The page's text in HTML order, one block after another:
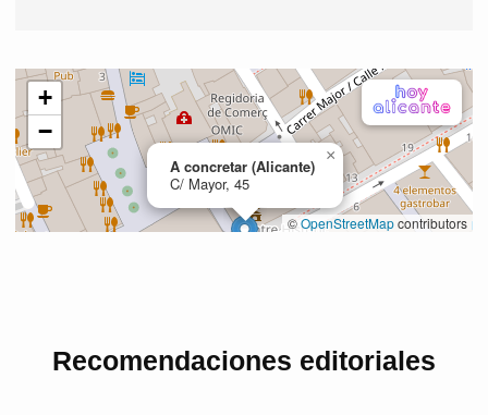
Recomendaciones editoriales